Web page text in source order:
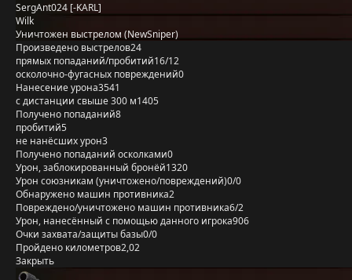
SergAnt024 [-KARL]
Wilk
Уничтожен выстрелом (NewSniper)
Произведено выстрелов24
прямых попаданий/пробитий16/12
осколочно-фугасных повреждений0
Нанесение урона3541
с дистанции свыше 300 м1405
Получено попаданий8
пробитий5
не нанёсших урон3
Получено попаданий осколками0
Урон, заблокированный бронёй1320
Урон союзникам (уничтожено/повреждений)0/0
Обнаружено машин противника2
Повреждено/уничтожено машин противника6/2
Урон, нанесённый с помощью данного игрока906
Очки захвата/защиты базы0/0
Пройдено километров2,02
Закрыть